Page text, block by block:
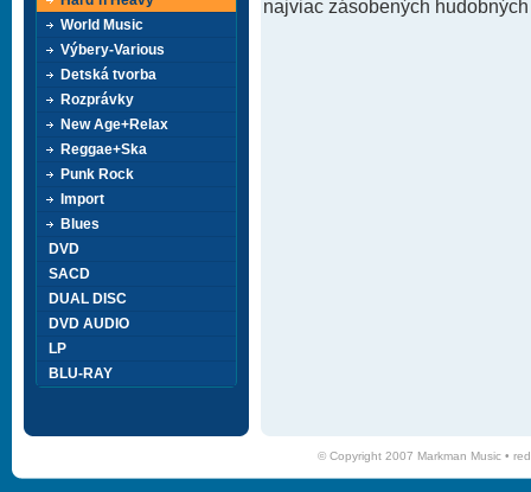
najviac zásobených
World Music
Výbery-Various
Detská tvorba
Rozprávky
New Age+Relax
Reggae+Ska
Punk Rock
Import
Blues
DVD
SACD
DUAL DISC
DVD AUDIO
LP
BLU-RAY
© Copyright 2007 Markman Music •